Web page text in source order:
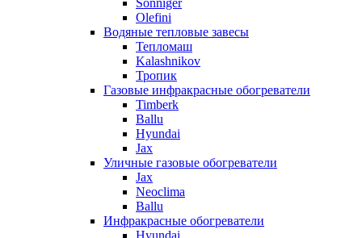
Sonniger
Olefini
Водяные тепловые завесы
Тепломаш
Kalashnikov
Тропик
Газовые инфракрасные обогреватели
Timberk
Ballu
Hyundai
Jax
Уличные газовые обогреватели
Jax
Neoclima
Ballu
Инфракрасные обогреватели
Hyundai